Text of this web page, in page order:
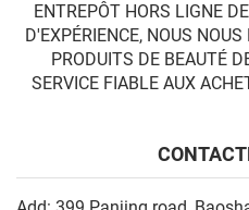
ENTREPÔT HORS LIGNE
D'EXPÉRIENCE, NOUS
PRODUITS DE BEAUTÉ
SERVICE FIABLE AUX